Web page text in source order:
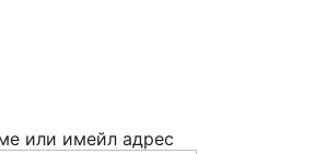
или имейл адрес